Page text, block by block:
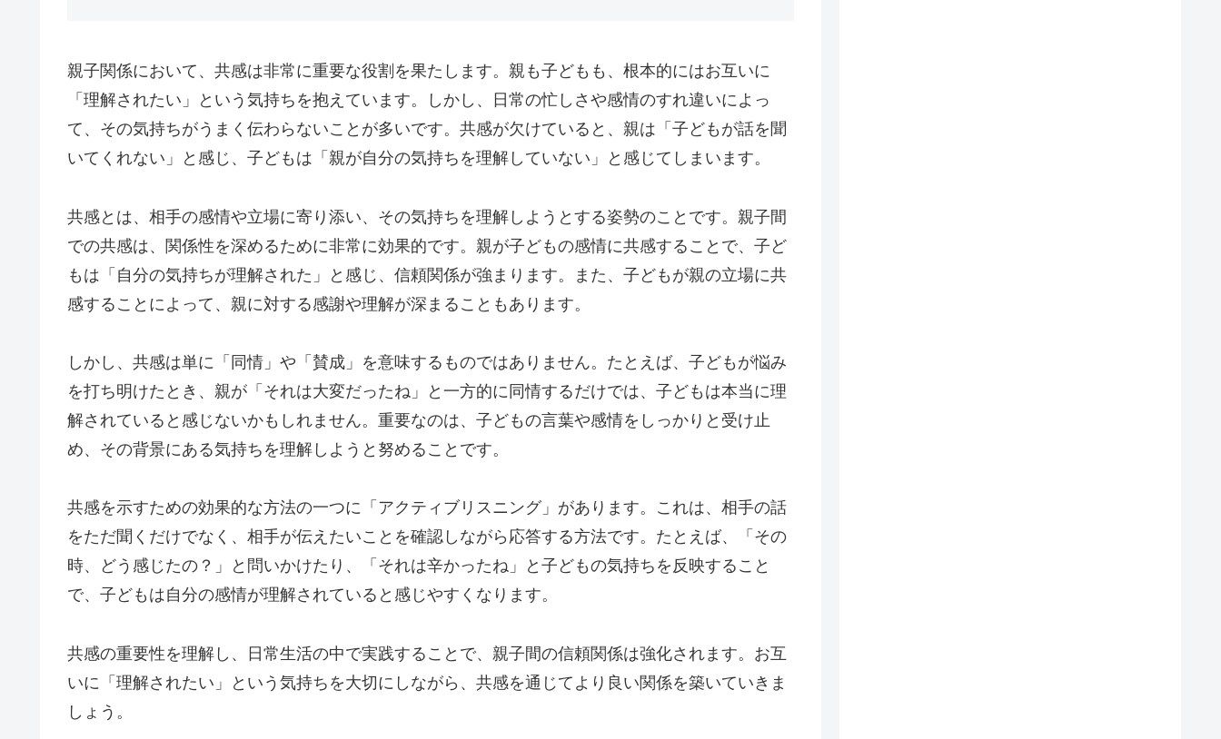
親子関係において、共感は非常に重要な役割を果たします。親も子どもも、根本的にはお互いに
「理解されたい」という気持ちを抱えています。しかし、日常の忙しさや感情のすれ違いによっ
て、その気持ちがうまく伝わらないことが多いです。共感が欠けていると、親は「子どもが話を聞
いてくれない」と感じ、子どもは「親が自分の気持ちを理解していない」と感じてしまいます。
共感とは、相手の感情や立場に寄り添い、その気持ちを理解しようとする姿勢のことです。親子間
での共感は、関係性を深めるために非常に効果的です。親が子どもの感情に共感することで、子ど
もは「自分の気持ちが理解された」と感じ、信頼関係が強まります。また、子どもが親の立場に共
感することによって、親に対する感謝や理解が深まることもあります。
しかし、共感は単に「同情」や「賛成」を意味するものではありません。たとえば、子どもが悩み
を打ち明けたとき、親が「それは大変だったね」と一方的に同情するだけでは、子どもは本当に理
解されていると感じないかもしれません。重要なのは、子どもの言葉や感情をしっかりと受け止
め、その背景にある気持ちを理解しようと努めることです。
共感を示すための効果的な方法の一つに「アクティブリスニング」があります。これは、相手の話
をただ聞くだけでなく、相手が伝えたいことを確認しながら応答する方法です。たとえば、「その
時、どう感じたの？」と問いかけたり、「それは辛かったね」と子どもの気持ちを反映すること
で、子どもは自分の感情が理解されていると感じやすくなります。
共感の重要性を理解し、日常生活の中で実践することで、親子間の信頼関係は強化されます。お互
いに「理解されたい」という気持ちを大切にしながら、共感を通じてより良い関係を築いていきま
しょう。